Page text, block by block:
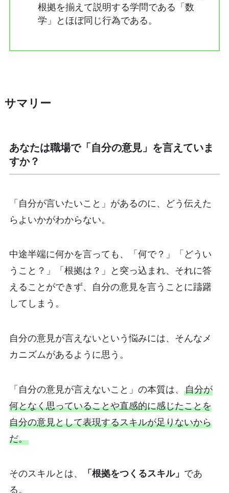
根拠を揃えて説明する学問である「数
学」とほぼ同じ行為である。
サマリー
あなたは職場で「自分の意見」を言えていま
すか？
「自分が言いたいこと」があるのに、どう伝えた
らよいかがわからない。
中途半端に何かを言っても、「何で？」「どうい
うこと？」「根拠は？」と突っ込まれ、それに答
えることができず、自分の意見を言うことに躊躇
してしまう。
自分の意見が言えないという悩みには、そんなメ
カニズムがあるように思う。
「自分の意見が言えないこと」の本質は、 自分が
何となく思っていることや直感的に感じたことを
自分の意見として表現するスキルが足りないから
だ。
そのスキルとは、 「根拠をつくるスキル」 であ
る。